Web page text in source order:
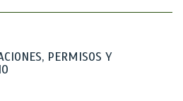
PERMISOS Y